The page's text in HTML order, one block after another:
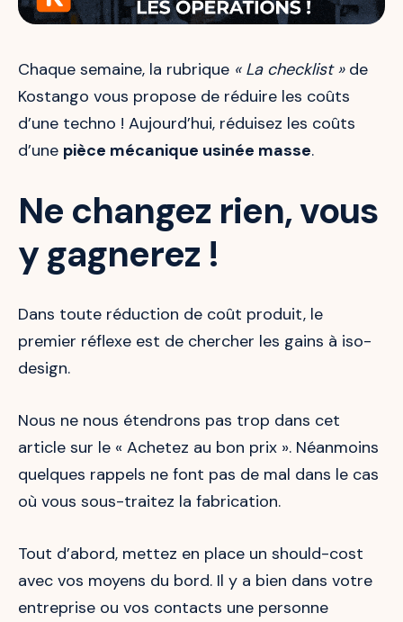
Chaque semaine, la rubrique « La checklist »de
Kostango vous propose de réduire les coûts
d’une techno ! Aujourd’hui, réduisez les coûts
d’une pièce mécanique usinée masse.
Ne changez rien, vous
y gagnerez !
Dans toute réduction de coût produit, le
premier réflexe est de chercher les gains à iso-
design.
Nous ne nous étendrons pas trop dans cet
article sur le « Achetez au bon prix ». Néanmoins
quelques rappels ne font pas de mal dans le cas
où vous sous-traitez la fabrication.
Tout d’abord, mettez en place un should-cost
avec vos moyens du bord. Il y a bien dans votre
entreprise ou vos contacts une personne